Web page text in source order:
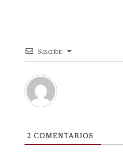
Suscribir
2 COMENTARIOS